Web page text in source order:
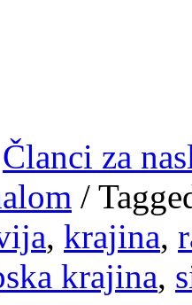
Članci za
/
, krajina,
krajina,